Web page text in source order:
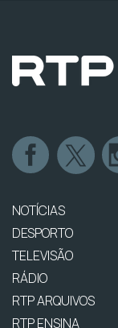
NOTÍCIAS
DESPORTO
TELEVISÃO
RÁDIO
RTP ARQUIVOS
RTP ENSINA